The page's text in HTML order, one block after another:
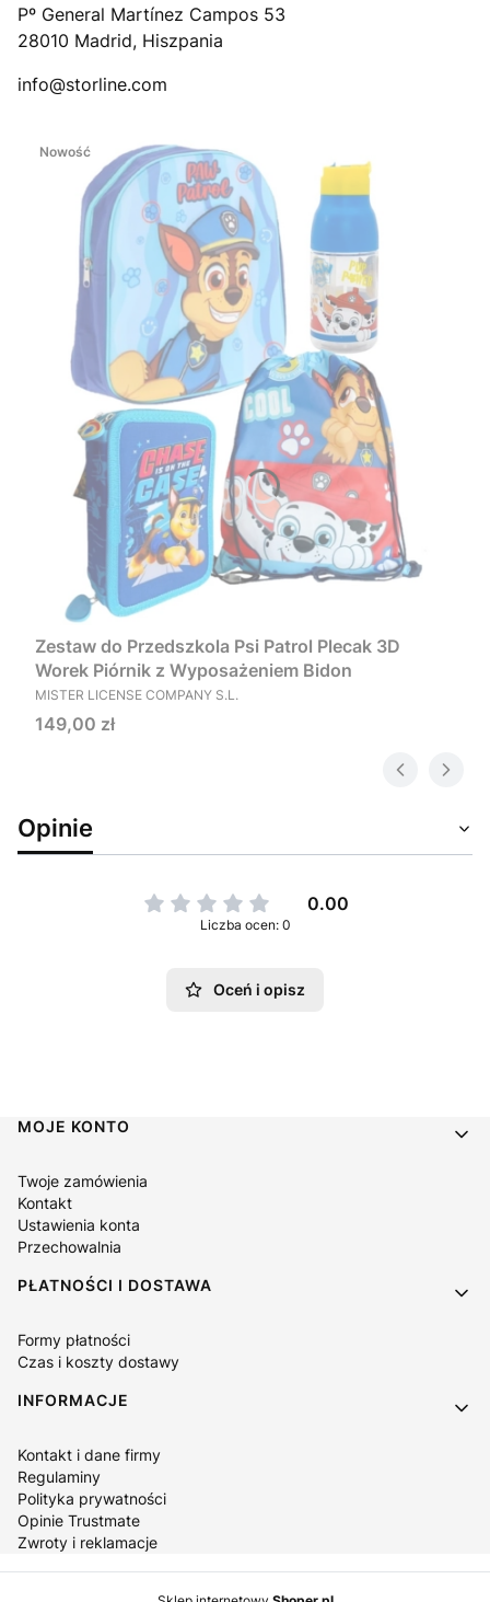
Pº General Martínez Campos 53
28010 Madrid, Hiszpania
info@storline.com
Nowość
Zestaw do Przedszkola Psi Patrol Plecak 3D
Worek Piórnik z Wyposażeniem Bidon
PRODUCENT
MISTER LICENSE COMPANY S.L.
Cena
149,00 zł
Opinie
0.00
Liczba ocen: 0
Oceń i opisz
Linki w stopce
MOJE KONTO
Twoje zamówienia
Kontakt
Ustawienia konta
Przechowalnia
PŁATNOŚCI I DOSTAWA
Formy płatności
Czas i koszty dostawy
INFORMACJE
Kontakt i dane firmy
Regulaminy
Polityka prywatności
Opinie Trustmate
Zwroty i reklamacje